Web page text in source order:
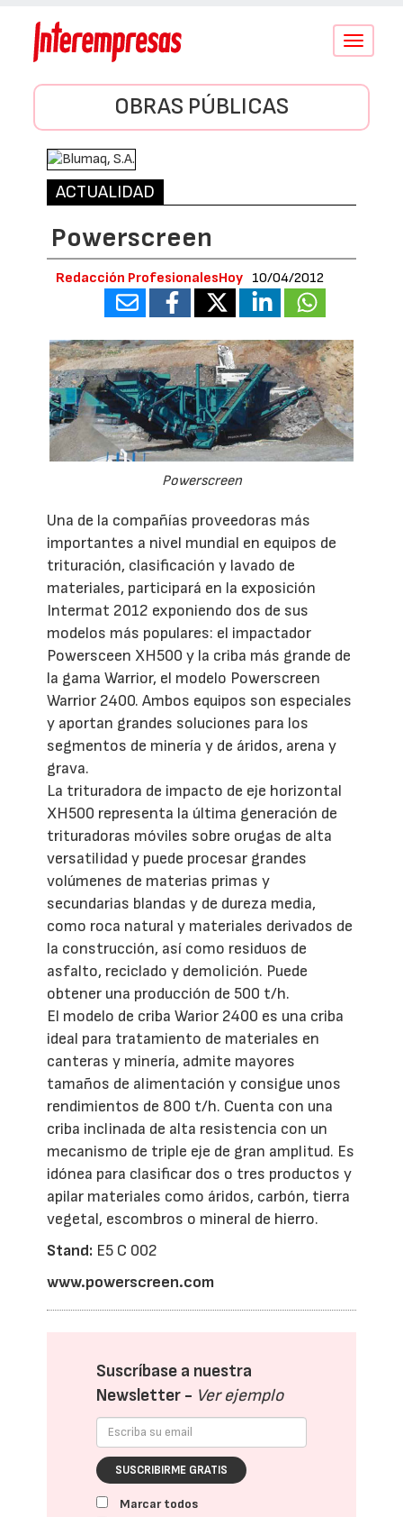
Conmutar
OBRAS PÚBLICAS
ACTUALIDAD
Powerscreen
Redacción ProfesionalesHoy 10/04/2012
Powerscreen
Una de la compañías proveedoras más
importantes a nivel mundial en equipos de
trituración, clasificación y lavado de
materiales, participará en la exposición
Intermat 2012 exponiendo dos de sus
modelos más populares: el impactador
Powersceen XH500 y la criba más grande de
la gama Warrior, el modelo Powerscreen
Warrior 2400. Ambos equipos son especiales
y aportan grandes soluciones para los
segmentos de minería y de áridos, arena y
grava.
La trituradora de impacto de eje horizontal
XH500 representa la última generación de
trituradoras móviles sobre orugas de alta
versatilidad y puede procesar grandes
volúmenes de materias primas y
secundarias blandas y de dureza media,
como roca natural y materiales derivados de
la construcción, así como residuos de
asfalto, reciclado y demolición. Puede
obtener una producción de 500 t/h.
El modelo de criba Warior 2400 es una criba
ideal para tratamiento de materiales en
canteras y minería, admite mayores
tamaños de alimentación y consigue unos
rendimientos de 800 t/h. Cuenta con una
criba inclinada de alta resistencia con un
mecanismo de triple eje de gran amplitud. Es
idónea para clasificar dos o tres productos y
apilar materiales como áridos, carbón, tierra
vegetal, escombros o mineral de hierro.
Stand: E5 C 002
www.powerscreen.com
Suscríbase a nuestra
Newsletter - Ver ejemplo
SUSCRIBIRME GRATIS
Marcar todos